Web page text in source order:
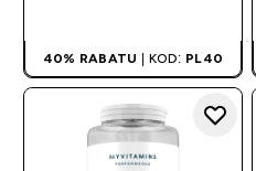
40% RABATU | KOD: PL40